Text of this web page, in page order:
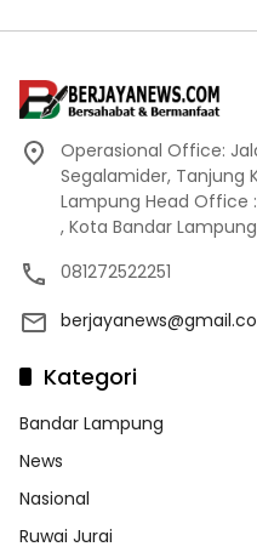
Operasional Office:
Segalamider, Tanjung
Lampung Head Office :
, Kota Bandar
081272522251
Kategori
Bandar Lampung
News
Nasional
Ruwai Jurai